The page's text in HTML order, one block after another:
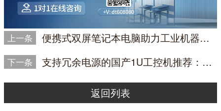
上一条 便携式双屏笔记本电脑助力工业机器人调试，实现双屏编程与运动状态监控
下一条 支持冗余电源的国产1U工控机推荐：DT-14502-D3350MA1
返回列表